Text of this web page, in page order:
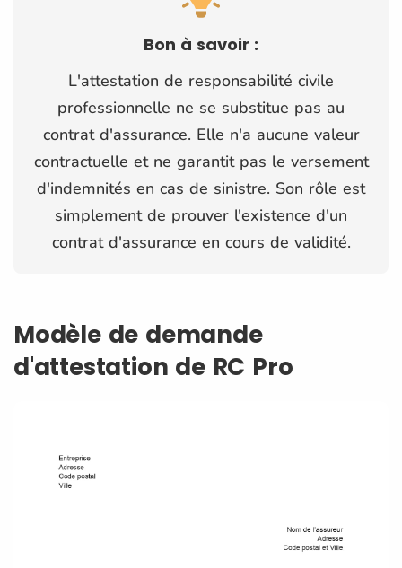
Bon à savoir :
L'attestation de responsabilité civile
professionnelle ne se substitue pas au
contrat d'assurance. Elle n'a aucune valeur
contractuelle et ne garantit pas le versement
d'indemnités en cas de sinistre. Son rôle est
simplement de prouver l'existence d'un
contrat d'assurance en cours de validité.
Modèle de demande
d'attestation de RC Pro